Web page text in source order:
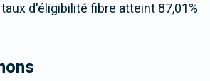
d'éligibilité fibre atteint 87,01%